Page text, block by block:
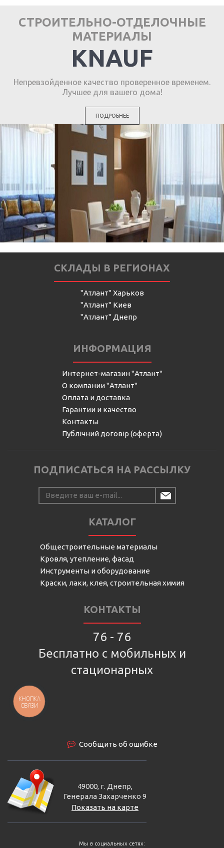
СТРОИТЕЛЬНО-ОТДЕЛОЧНЫЕ
МАТЕРИАЛЫ
KNAUF
Непревзойденное качество проверенное временем.
Лучшее для вашего дома!
ПОДРОБНЕЕ
СКЛАДЫ В РЕГИОНАХ
"Атлант" Харьков
"Атлант" Киев
"Атлант" Днепр
ИНФОРМАЦИЯ
Интернет-магазин "Атлант"
О компании "Атлант"
Оплата и доставка
Гарантии и качество
Контакты
Публічний договір (оферта)
ПОДПИСАТЬСЯ НА РАССЫЛКУ
КАТАЛОГ
Общестроительные материалы
Кровля, утепление, фасад
Инструменты и оборудование
Краски, лаки, клея, строительная химия
КОНТАКТЫ
76 - 76
Бесплатно с мобильных и
стационарных
Сообщить об ошибке
49000, г. Днепр,
Генерала Захарченко 9
Показать на карте
Мы в социальных сетях:
КНОПКА
СВЯЗИ